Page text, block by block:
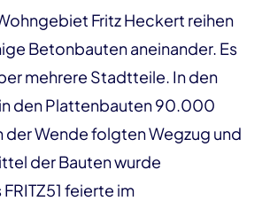
Fritz Heckert reihen
Betonbauten aneinander. Es
mehrere Stadtteile. In den
den Plattenbauten 90.000
der Wende folgten Wegzug und
der Bauten wurde
feierte im